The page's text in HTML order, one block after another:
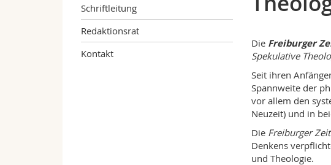
Schriftleitung
Redaktionsrat
Kontakt
Die Freiburger
Spekulative
Seit ihren
Spannweite der
vor allem den
Neuzeit) und in
Die Freiburger
Denkens
und Theologie.